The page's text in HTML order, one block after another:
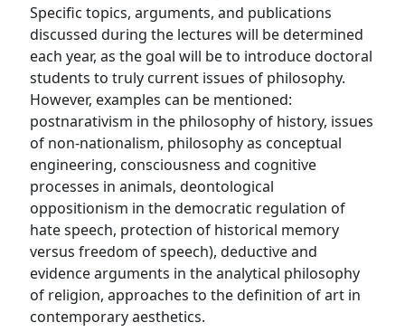
Specific topics, arguments, and publications
discussed during the lectures will be determined
each year, as the goal will be to introduce doctoral
students to truly current issues of philosophy.
However, examples can be mentioned:
postnarativism in the philosophy of history, issues
of non-nationalism, philosophy as conceptual
engineering, consciousness and cognitive
processes in animals, deontological
oppositionism in the democratic regulation of
hate speech, protection of historical memory
versus freedom of speech), deductive and
evidence arguments in the analytical philosophy
of religion, approaches to the definition of art in
contemporary aesthetics.